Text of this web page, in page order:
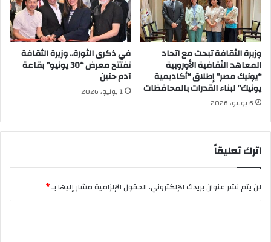
وزيرة الثقافة تبحث مع اتحاد
المعاهد الثقافية الأوروبية
“يونيك مصر” إطلاق “أكاديمية
يونيك” لبناء القدرات بالمحافظات
6 يوليو، 2026
في ذكرى الثورة.. وزيرة الثقافة
تفتتح معرض “30 يونيو” بقاعة
آدم حنين
1 يوليو، 2026
اترك تعليقاً
لن يتم نشر عنوان بريدك الإلكتروني.الحقول الإلزامية مشار إليها بـ*